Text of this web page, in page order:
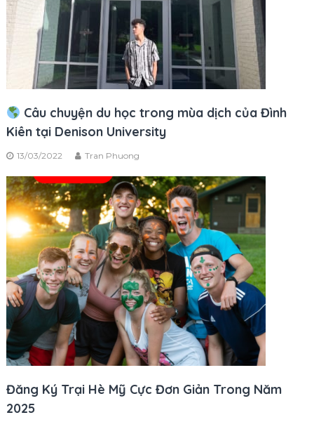
Câu chuyện du học trong mùa dịch của Đình
Kiên tại Denison University
13/03/2022 Tran Phuong
Đăng Ký Trại Hè Mỹ Cực Đơn Giản Trong Năm
2025